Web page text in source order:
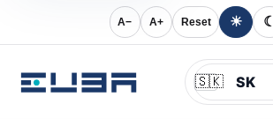
A− A+ Reset ☀ ☾
🇸🇰